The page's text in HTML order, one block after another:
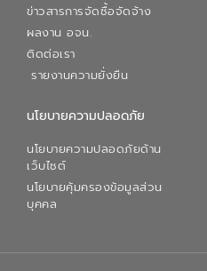
ข่าวสารการจัดซื้อจัดจ้าง
ผลงาน อจน.
ติดต่อเรา
รายงานความยั่งยืน
นโยบายความปลอดภัย
นโยบายความปลอดภัยด้าน
เว็บไซต์
นโยบายคุ้มครองข้อมูลส่วน
บุคคล